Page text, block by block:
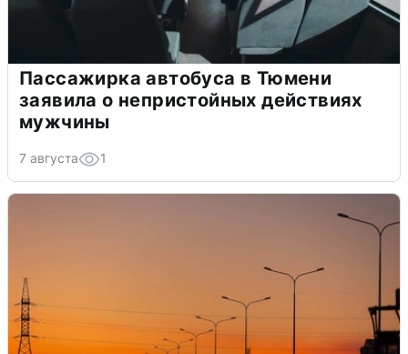
Пассажирка автобуса в Тюмени
заявила о непристойных действиях
мужчины
7 августа 1